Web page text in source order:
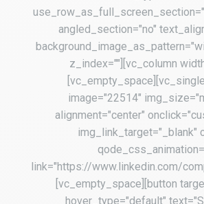
angled_section="no"
z_index=""][vc_column
image="22514"
alignment="center"
img_link_target="_blank"
link="https://www.linkedin.com/
[vc_empty_space][button
hover_type="default"